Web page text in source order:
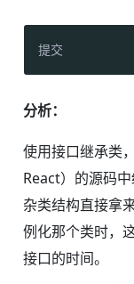
提交
分析：
使用接口继承类
React）的源码
杂类结构直接拿
例化那个类时，
接口的时间。